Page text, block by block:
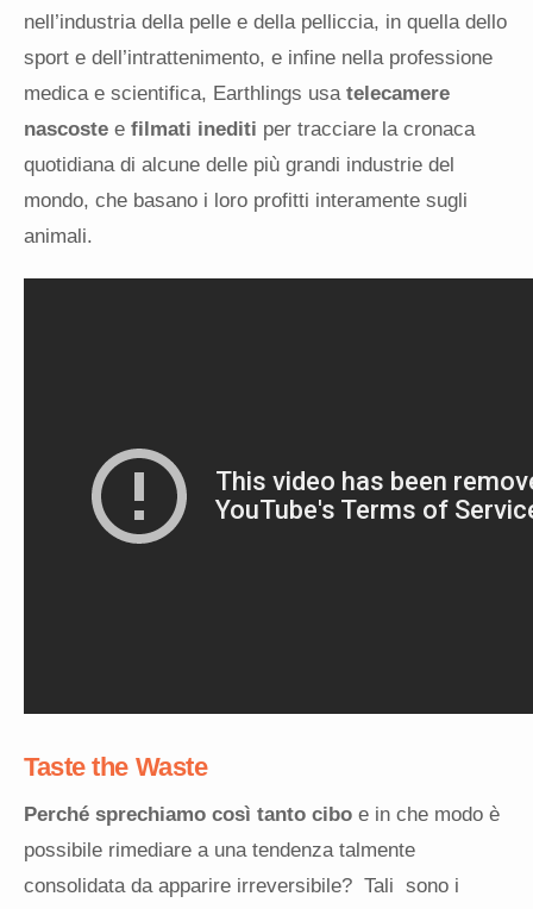
nell’industria della pelle e della pelliccia, in quella dello
sport e dell’intrattenimento, e infine nella professione
medica e scientifica, Earthlings usa telecamere
nascoste e filmati inediti per tracciare la cronaca
quotidiana di alcune delle più grandi industrie del
mondo, che basano i loro profitti interamente sugli
animali.
Taste the Waste
Perché sprechiamo così tanto cibo e in che modo è
possibile rimediare a una tendenza talmente
consolidata da apparire irreversibile? Tali sono i